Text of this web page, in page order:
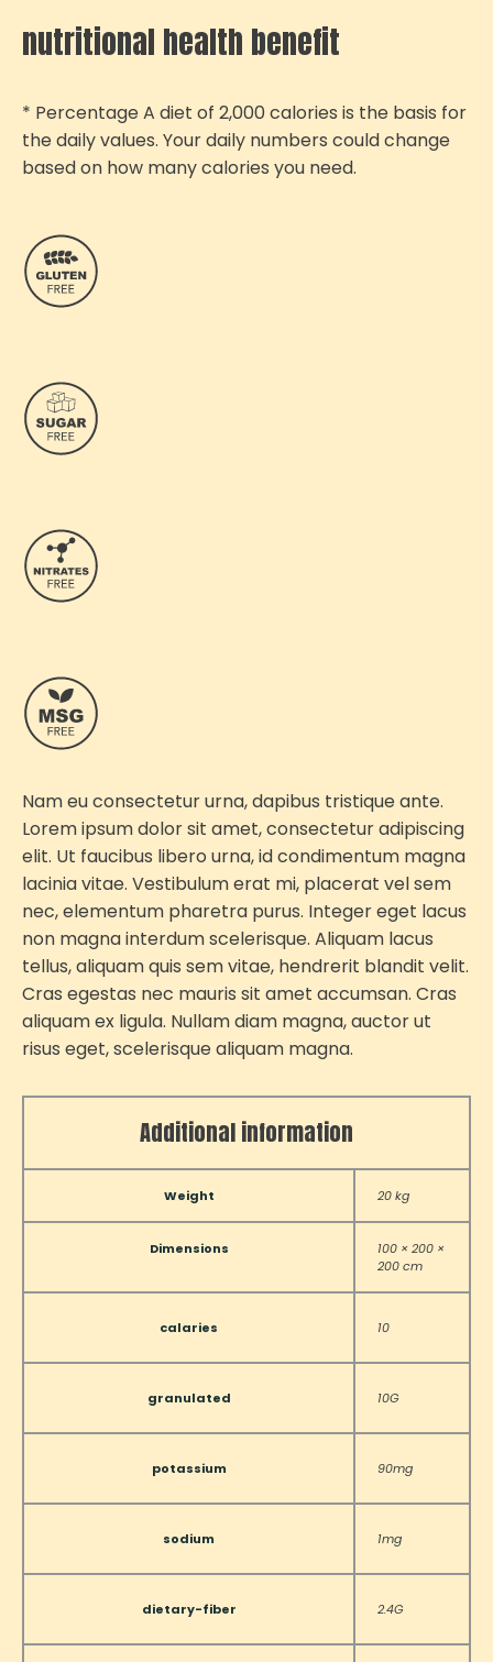
nutritional health benefit
* Percentage A diet of 2,000 calories is the basis for
the daily values. Your daily numbers could change
based on how many calories you need.
Nam eu consectetur urna, dapibus tristique ante.
Lorem ipsum dolor sit amet, consectetur adipiscing
elit. Ut faucibus libero urna, id condimentum magna
lacinia vitae. Vestibulum erat mi, placerat vel sem
nec, elementum pharetra purus. Integer eget lacus
non magna interdum scelerisque. Aliquam lacus
tellus, aliquam quis sem vitae, hendrerit blandit velit.
Cras egestas nec mauris sit amet accumsan. Cras
aliquam ex ligula. Nullam diam magna, auctor ut
risus eget, scelerisque aliquam magna.
Additional information
Weight 20 kg
Dimensions
100 × 200 ×
200 cm
calaries 10
granulated 10G
potassium 90mg
sodium 1mg
dietary-fiber 2.4G